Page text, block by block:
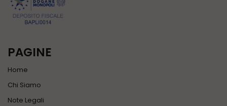
PAGINE
Home
Chi Siamo
Note Legali